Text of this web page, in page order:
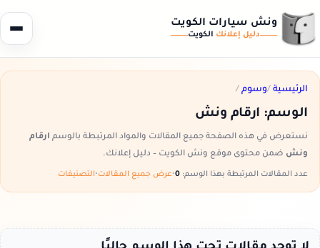
ونش سيارات الكويت
دليل إعلانك الكويت
الرئيسية /وسوم /
الوسم: ارقام ونش
نستعرض في هذه الصفحة جميع المقالات والمواد المرتبطة بالوسم ارقام
ونش ضمن محتوى موقع ونش الكويت – دليل إعلانك.
عدد المقالات المرتبطة بهذا الوسم: •عرض جميع المقالات•التصنيفات